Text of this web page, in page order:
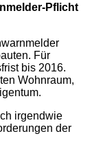
Pflicht
Für
bis 2016.
Wohnraum,
irgendwie
der